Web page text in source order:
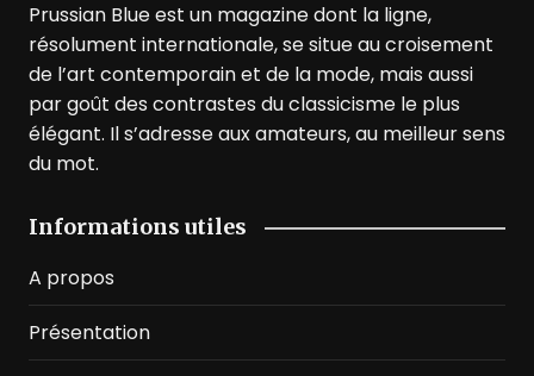
Prussian Blue est un magazine dont la ligne,
résolument internationale, se situe au croisement
de l’art contemporain et de la mode, mais aussi
par goût des contrastes du classicisme le plus
élégant. Il s’adresse aux amateurs, au meilleur sens
du mot.
Informations utiles
A propos
Présentation